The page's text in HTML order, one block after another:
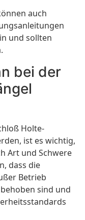
auch
und sollten
bei der
Holte-
ist es wichtig,
Art und Schwere
dass die
Betrieb
sind und